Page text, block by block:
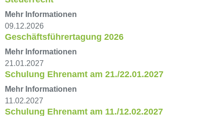
Mehr Informationen
09.12.2026
Geschäftsführertagung 2026
Mehr Informationen
21.01.2027
Schulung Ehrenamt am 21./22.01.2027
Mehr Informationen
11.02.2027
Schulung Ehrenamt am 11./12.02.2027